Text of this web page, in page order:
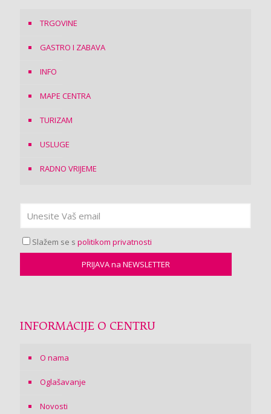
TRGOVINE
GASTRO I ZABAVA
INFO
MAPE CENTRA
TURIZAM
USLUGE
RADNO VRIJEME
Slažem se s politikom privatnosti
INFORMACIJE O CENTRU
O nama
Oglašavanje
Novosti